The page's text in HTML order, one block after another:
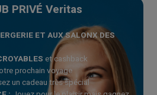
PRIVÉ Veritas
ET ​​AUX SALONX DES
et cashback
prochain voyage
un cadeau très spécial